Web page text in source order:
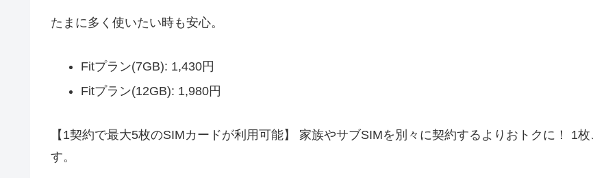
たまに多く使いたい時も安心。
Fitプラン(7GB): 1,430円
Fitプラン(12GB): 1,980円
【1契約で最大5枚のSIMカードが利用可能】 家族やサブSIMを別々に契約するよりおトクに！ 1
す。